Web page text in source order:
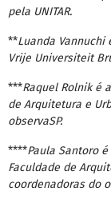
pela UNITAR.
**Luanda
Vrije Universiteit
***Raquel Rolnik é
de Arquitetura e
observaSP.
****Paula Santoro
Faculdade de
coordenadoras do